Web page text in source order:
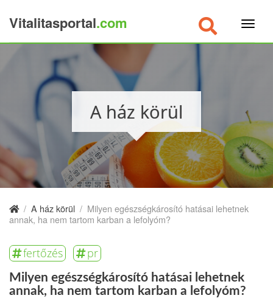
Vitalitasportal.com
A ház körül
/ A ház körül / Milyen egészségkárosító hatásai lehetnek
annak, ha nem tartom karban a lefolyóm?
fertőzés pr
Milyen egészségkárosító hatásai lehetnek
annak, ha nem tartom karban a lefolyóm?
×